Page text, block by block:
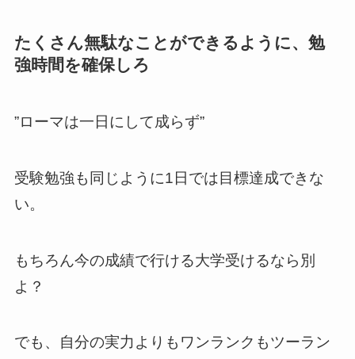
たくさん無駄なことができるように、勉
強時間を確保しろ
”ローマは一日にして成らず”
受験勉強も同じように1日では目標達成できな
い。
もちろん今の成績で行ける大学受けるなら別
よ？
でも、自分の実力よりもワンランクもツーラン